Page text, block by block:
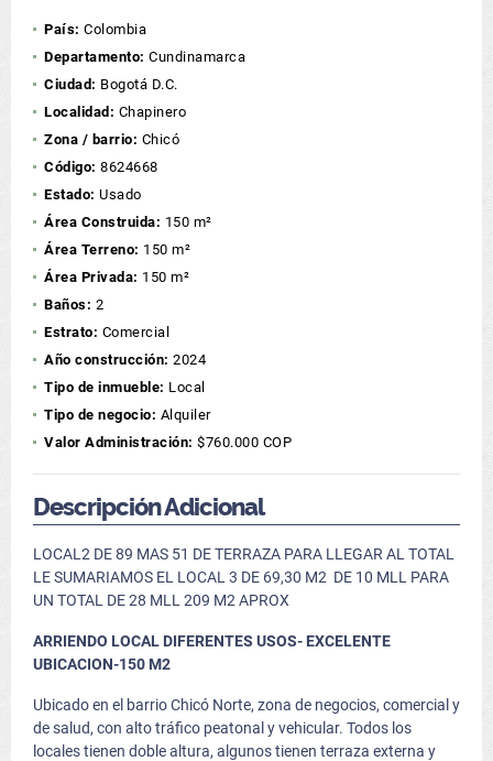
País: Colombia
Departamento: Cundinamarca
Ciudad: Bogotá D.C.
Localidad: Chapinero
Zona / barrio: Chicó
Código: 8624668
Estado: Usado
Área Construida: 150 m²
Área Terreno: 150 m²
Área Privada: 150 m²
Baños: 2
Estrato: Comercial
Año construcción: 2024
Tipo de inmueble: Local
Tipo de negocio: Alquiler
Valor Administración: $760.000 COP
Descripción Adicional
LOCAL2 DE 89 MAS 51 DE TERRAZA PARA LLEGAR AL TOTAL
LE SUMARIAMOS EL LOCAL 3 DE 69,30 M2 DE 10 MLL PARA
UN TOTAL DE 28 MLL 209 M2 APROX
ARRIENDO LOCAL DIFERENTES USOS- EXCELENTE
UBICACION-150 M2
Ubicado en el barrio Chicó Norte, zona de negocios, comercial y
de salud, con alto tráfico peatonal y vehicular. Todos los
locales tienen doble altura, algunos tienen terraza externa y